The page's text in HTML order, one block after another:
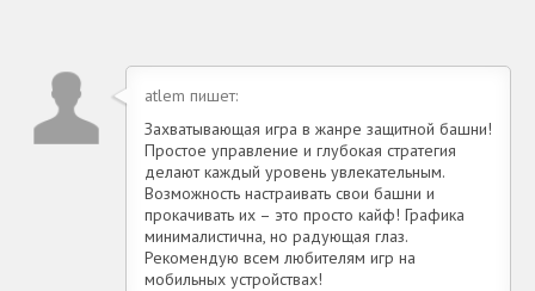
atlem пишет:
Захватывающая игра в жанре защитной башни!
Простое управление и глубокая стратегия
делают каждый уровень увлекательным.
Возможность настраивать свои башни и
прокачивать их – это просто кайф! Графика
минималистична, но радующая глаз.
Рекомендую всем любителям игр на
мобильных устройствах!